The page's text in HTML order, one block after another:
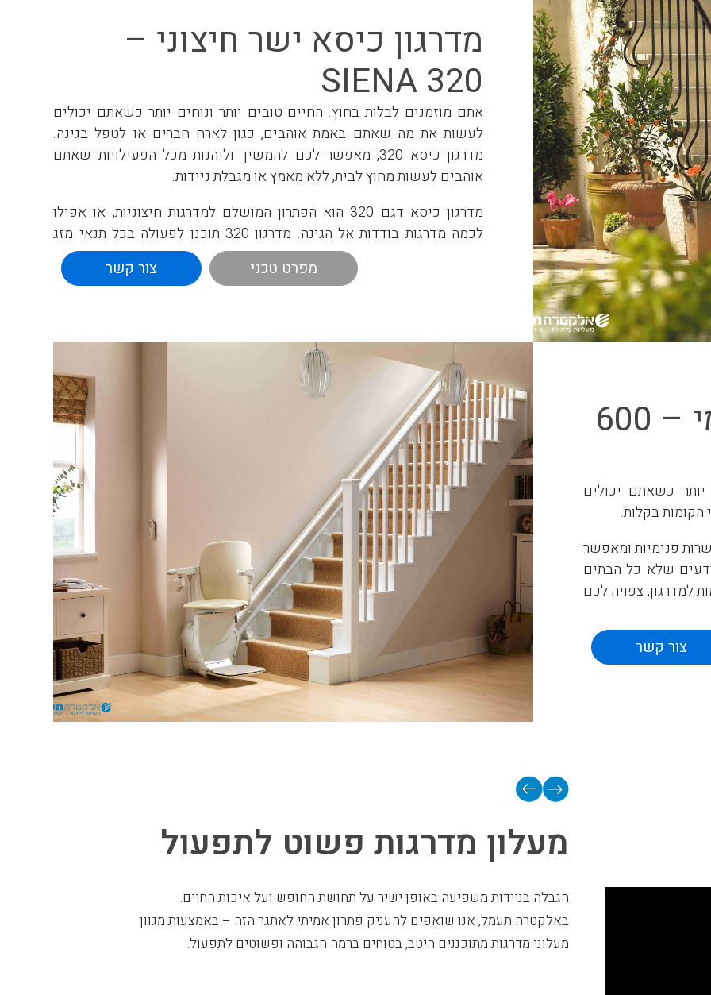
צבעים, המאפשרים
ההנעה, כדי לנוע
מדרגון כיסא ישר חיצוני –
SIENA 320
אתם מוזמנים לבלות בחוץ. החיים טובים יותר ונוחים יותר כשאתם יכולים
לעשות את מה שאתם באמת אוהבים, כגון לארח חברים או לטפל בגינה.
מדרגון כיסא 320, מאפשר לכם להמשיך וליהנות מכל הפעילויות שאתם
אוהבים לעשות מחוץ לבית, ללא מאמץ או מגבלת ניידות.
מדרגון כיסא דגם 320 הוא הפתרון המושלם למדרגות חיצוניות, או אפילו
לכמה מדרגות בודדות אל הגינה. מדרגון 320 תוכנן לפעולה בכל תנאי מזג
אוויר: שמש, גשם או שלג. הפעלת המדרגון קלה ביותר.
נגיעה קלה בידית ההפעלה והכיסא ינוע ללא מאמץ במעלה או במורד
מפתח נשלף לפתיחה ונעילת הכיסא, כיסוי מגן מפני לכלוך – ויש לכם
מדרגוןמושלם לבילוי בחוץ.
מפרט טכני צור קשר
מדרגון כיסא ישר פנימי – 600
כשאתם יכולים
בקלות.
ישרות פנימיות ומאפשר
שלא כל הבתים
למדרגון, צפויה לכם
מקום עבור אחרים
לקיר. כך מובטחת
צור קשר
מעלון מדרגות פשוט לתפעול
הגבלה בניידות משפיעה באופן ישיר על תחושת החופש ועל איכות החיים.
באלקטרה תעמל, אנו שואפים להעניק פתרון אמיתי לאתגר הזה – באמצעות מגוון
מעלוני מדרגות מתוכננים היטב, בטוחים ברמה הגבוהה ופשוטים לתפעול.